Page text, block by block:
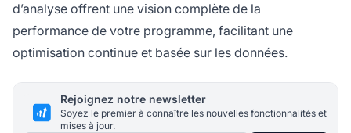
d’analyse offrent une vision complète de la
performance de votre programme, facilitant une
optimisation continue et basée sur les données.
Rejoignez notre newsletter
Soyez le premier à connaître les nouvelles fonctionnalités et
mises à jour.